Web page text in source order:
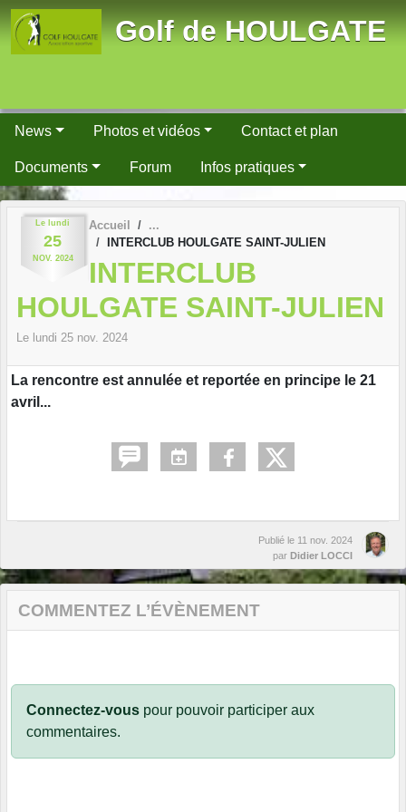
Golf de HOULGATE
News Photos et vidéos Contact et plan
Documents Forum Infos pratiques
Le lundi
25
NOV. 2024
Accueil
INTERCLUB HOULGATE SAINT-JULIEN
INTERCLUB
HOULGATE SAINT-JULIEN
Le lundi 25 nov. 2024
La rencontre est annulée et reportée en principe le 21
avril...
Publié le 11 nov. 2024
par Didier LOCCI
COMMENTEZ L’ÉVÈNEMENT
Connectez-vous pour pouvoir participer aux
commentaires.
Panneau de gestion des cookies